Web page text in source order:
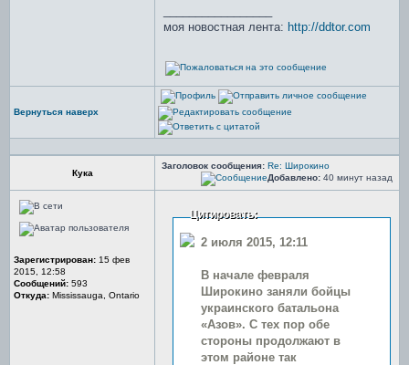
моя новостная лента: http://ddtor.com
Вернуться наверх
Кука
Заголовок сообщения: Re: Широкино
Добавлено: 40 минут назад
Зарегистрирован: 15 фев
2015, 12:58
Сообщений: 593
Откуда: Mississauga, Ontario
Цитировать:
2 июля 2015, 12:11
В начале февраля
Широкино заняли бойцы
украинского батальона
«Азов». С тех пор обе
стороны продолжают в
этом районе так